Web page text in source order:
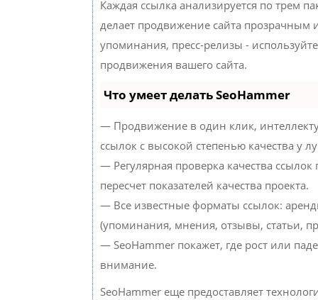
Каждая ссылка анализируется по трем
делает продвижение сайта прозрачным
упоминания, пресс-релизы -
продвижения вашего сайта.
Что умеет делать SeoHammer
— Продвижение в один клик,
ссылок с высокой степенью качества у
— Регулярная проверка качества
пересчет показателей качества проекта.
— Все известные форматы ссылок:
(упоминания, мнения, отзывы, статьи,
— SeoHammer покажет, где рост или
внимание.
SeoHammer еще предоставляет